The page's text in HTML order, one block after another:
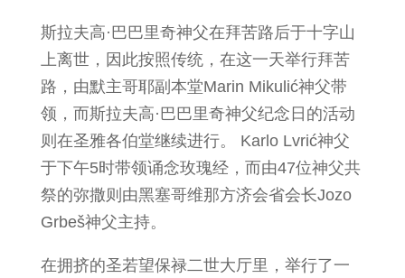
斯拉夫高·巴巴里奇神父在拜苦路后于十字山
上离世，因此按照传统，在这一天举行拜苦
路，由默主哥耶副本堂Marin Mikulić神父带
领，而斯拉夫高·巴巴里奇神父纪念日的活动
则在圣雅各伯堂继续进行。 Karlo Lvrić神父
于下午5时带领诵念玫瑰经，而由47位神父共
祭的弥撒则由黑塞哥维那方济会省会长Jozo
Grbeš神父主持。
在拥挤的圣若望保禄二世大厅里，举行了一